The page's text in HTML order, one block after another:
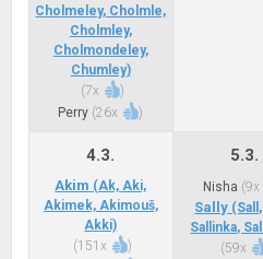
Cholmeley, Cholmle,
Cholmley,
Cholmondeley,
Chumley)
(7x
)
Perry (26x )
4.3.
Akim (Ak, Aki,
Akimek, Akimouš,
Akki)
(151x
)
5.3.
Nisha (9x
Sally
Sallinka,
(59x